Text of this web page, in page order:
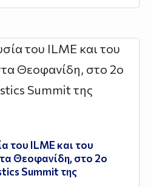
του ILME και του
Θεοφανίδη, στο 2ο
Summit της